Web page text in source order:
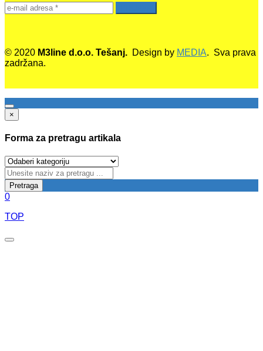
© 2020 M3line d.o.o. Tešanj. Design by MEDIA. Sva prava
zadržana.
×
Forma za pretragu artikala
Pretraga
0
TOP